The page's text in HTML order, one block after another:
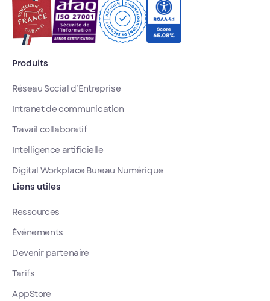
Produits
Réseau Social d’Entreprise
Intranet de communication
Travail collaboratif
Intelligence artificielle
Digital Workplace Bureau Numérique
Liens utiles
Ressources
Événements
Devenir partenaire
Tarifs
AppStore